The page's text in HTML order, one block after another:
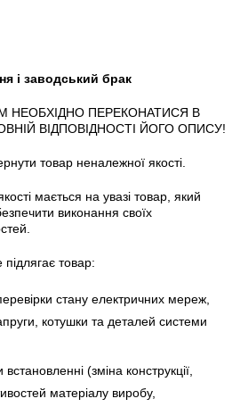
і заводський брак
НЕОБХІДНО ПЕРЕКОНАТИСЯ В
ВІДПОВІДНОСТІ ЙОГО ОПИСУ!
товар неналежної якості.
мається на увазі товар, який
виконання своїх
товар:
стану електричних мереж,
котушки та деталей системи
(зміна конструкції,
матеріалу виробу,